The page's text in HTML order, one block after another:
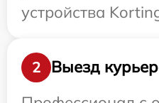
устройства
2
Выезд